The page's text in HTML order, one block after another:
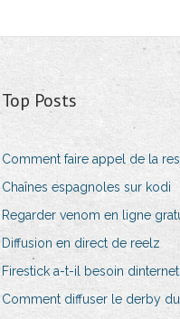
Top Posts
Comment faire appel de la
Chaînes espagnoles sur kodi
Regarder venom en ligne
Diffusion en direct de reelz
Firestick a-t-il besoin dinternet
Comment diffuser le derby